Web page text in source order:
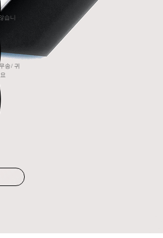
습니
송/ 귀